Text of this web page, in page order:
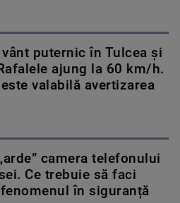
puternic în Tulcea și
ajung la 60 km/h.
valabilă avertizarea
camera telefonului
Ce trebuie să faci
în siguranță